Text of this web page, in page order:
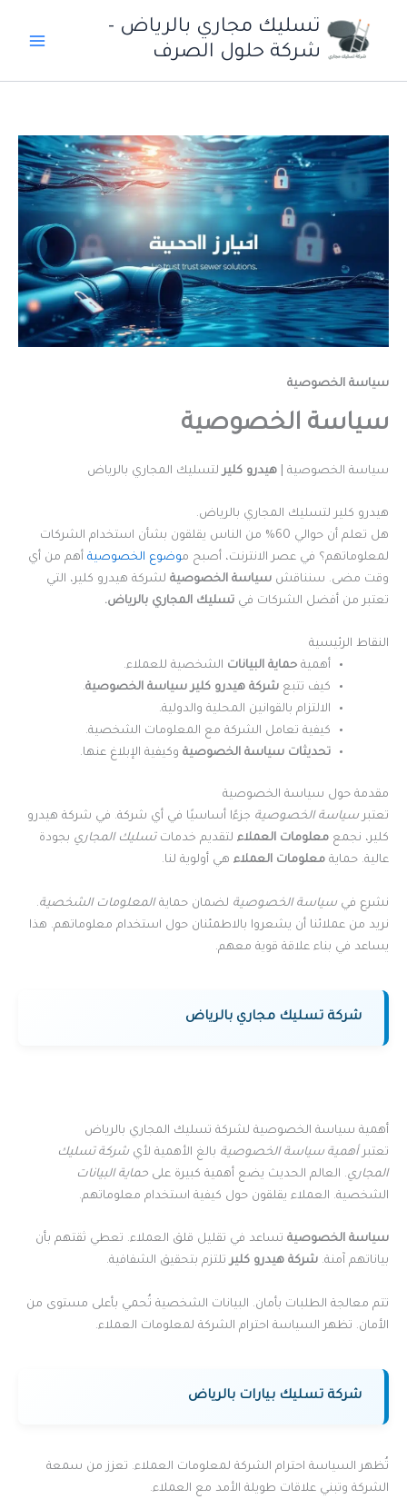
المحتوى
تسليك مجاري بالرياض -
شركة حلول الصرف
سياسة الخصوصية
سياسة الخصوصية
سياسة الخصوصية | هيدرو كلير لتسليك المجاري بالرياض
هيدرو كلير لتسليك المجاري بالرياض.
هل تعلم أن حوالي 60% من الناس يقلقون بشأن استخدام الشركات
لمعلوماتهم؟ في عصر الانترنت، أصبح موضوع الخصوصية أهم من أي
وقت مضى. سنناقش سياسة الخصوصية لشركة هيدرو كلير، التي
تعتبر من أفضل الشركات في تسليك المجاري بالرياض.
النقاط الرئيسية
أهمية حماية البيانات الشخصية للعملاء.
كيف تتبع شركة هيدرو كلير سياسة الخصوصية.
الالتزام بالقوانين المحلية والدولية.
كيفية تعامل الشركة مع المعلومات الشخصية.
تحديثات سياسة الخصوصيةوكيفية الإبلاغ عنها.
مقدمة حول سياسة الخصوصية
تعتبر سياسة الخصوصية جزءًا أساسيًا في أي شركة. في شركة هيدرو
كلير، نجمع معلومات العملاء لتقديم خدماتتسليك المجاري بجودة
عالية. حماية معلومات العملاء هي أولوية لنا.
نشرع في سياسة الخصوصية لضمان حماية المعلومات الشخصية.
نريد من عملائنا أن يشعروا بالاطمئنان حول استخدام معلوماتهم. هذا
يساعد في بناء علاقة قوية معهم.
شركة تسليك مجاري بالرياض
أهمية سياسة الخصوصية لشركة تسليك المجاري بالرياض
تعتبر أهمية سياسة الخصوصية بالغ الأهمية لأي شركة تسليك
المجاري. العالم الحديث يضع أهمية كبيرة على حماية البيانات
الشخصية. العملاء يقلقون حول كيفية استخدام معلوماتهم.
سياسة الخصوصية تساعد في تقليل قلق العملاء. تعطي ثقتهم بأن
بياناتهم آمنة. شركة هيدرو كليرتلتزم بتحقيق الشفافية.
تتم معالجة الطلبات بأمان. البيانات الشخصية تُحمي بأعلى مستوى من
الأمان. تظهر السياسة احترام الشركة لمعلومات العملاء.
شركة تسليك بيارات بالرياض
تُظهر السياسة احترام الشركة لمعلومات العملاء. تعزز من سمعة
الشركة وتبني علاقات طويلة الأمد مع العملاء.